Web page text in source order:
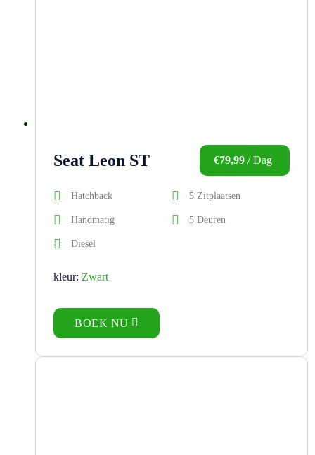
Seat Leon ST €79,99 / Dag
Hatchback 5 Zitplaatsen
Handmatig 5 Deuren
Diesel
kleur: Zwart
BOEK NU